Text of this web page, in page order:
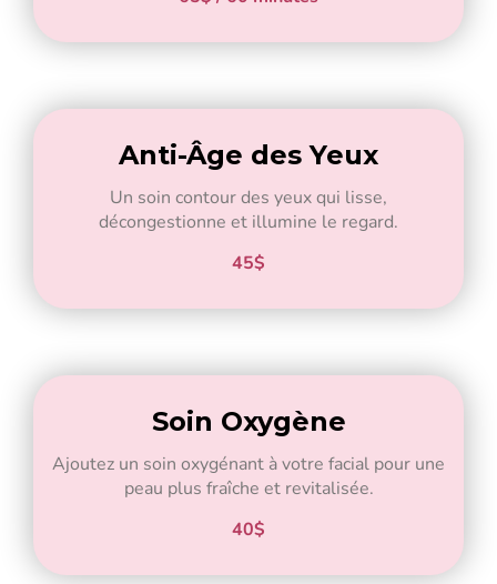
Anti-Âge des Yeux
Un soin contour des yeux qui lisse,
décongestionne et illumine le regard.
45$
Soin Oxygène
Ajoutez un soin oxygénant à votre facial pour une
peau plus fraîche et revitalisée.
40$